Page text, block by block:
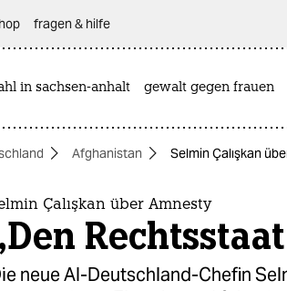
fragen & hilfe
in sachsen-anhalt gewalt gegen frauen
Afghanistan Selmin Çalışkan
Çalışkan über Amnesty
neue AI-Deutschland-Chefin